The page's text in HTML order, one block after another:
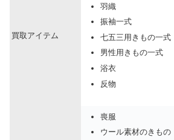
買取アイテム
羽織
振袖一式
七五三用きもの一式
男性用きもの一式
浴衣
反物
喪服
ウール素材のきもの